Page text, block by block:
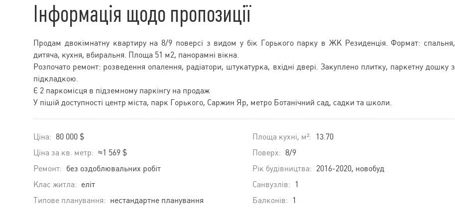
Інформація щодо пропозиції
Продам двокімнатну квартиру на 8/9 поверсі з видом у бік Горького парку в ЖК Резиденція. Формат: спальня,
дитяча, кухня, вбиральня. Площа 51 м2, панорамні вікна.
Розпочато ремонт: розведення опалення, радіатори, штукатурка, вхідні двері. Закуплено плитку, паркетну дошку з
підкладкою.
Є 2 паркомісця в підземному паркінгу на продаж
У пішій доступності центр міста, парк Горького, Саржин Яр, метро Ботанічний сад, садки та школи.
Ціна: 80 000 $
Ціна за кв. метр: ≈1 569 $
Ремонт: без оздоблювальних робіт
Клас житла: еліт
Типове планування: нестандартне планування
Площа кухні, м²:
13.70
Поверх: 8/9
Рік будівництва: 2016-2020, новобуд
Санвузлів:
1
Балконів:
1